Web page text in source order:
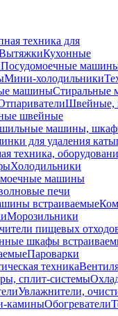
техника для
Кухонные
Посудомоечные
Мини-холодильники
машиныСтиральные
Швейные,
швейные
машины,
для удаления
техника,
Холодильники
машины
печи
встраиваемые
Морозильники
пищевых
шкафы
Пароварки
техника
сплит-системы
Увлажнители,
каминыОбогреватели